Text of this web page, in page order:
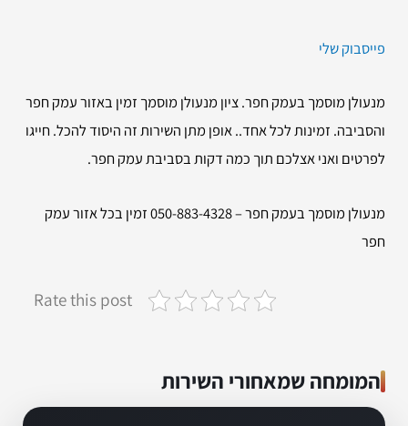
פייסבוק שלי
מנעולן מוסמך בעמק חפר. ציון מנעולן מוסמך זמין באזור עמק חפר
והסביבה. זמינות לכל אחד.. אופן מתן השירות זה היסוד להכל. חייגו
לפרטים ואני אצלכם תוך כמה דקות בסביבת עמק חפר.
מנעולן מוסמך בעמק חפר – 050-883-4328 זמין בכל אזור עמק
חפר
Rate this post
המומחה שמאחורי השירות